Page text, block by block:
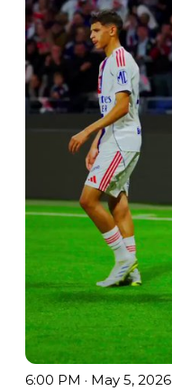
6:00 PM · May 5, 2026